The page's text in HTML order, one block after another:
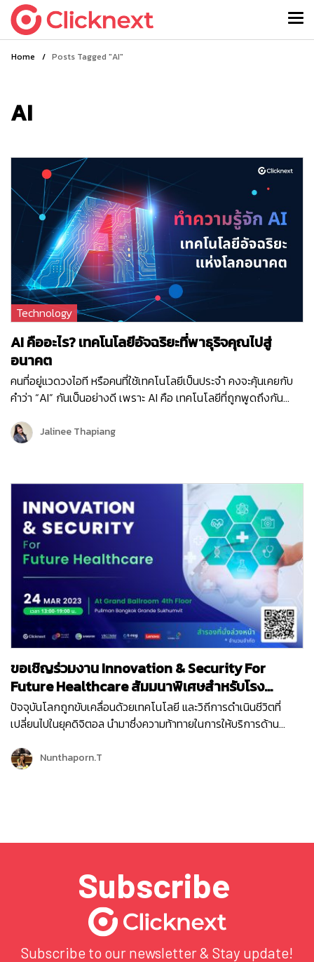
Home / Posts Tagged "AI"
AI
Technology
AI คืออะไร? เทคโนโลยีอัจฉริยะที่พาธุริจคุณไปสู่
อนาคต
คนที่อยู่แวดวงไอที หรือคนที่ใช้เทคโนโลยีเป็นประจำ คงจะคุ้นเคยกับ
คำว่า “AI” กันเป็นอย่างดี เพราะ AI คือ เทคโนโลยีที่ถูกพูดถึงกัน
ใกล้เคียงกับมนุษย์เรา และ AI ยังเป็นเทคโนโลยีที่ติดอันดับ 1 ของการ
จัดอันดับเทรนด์เทคโนโลยีที่น่าสนใจในปี 2023 อีกด้วย! ในช่วงไม่กี่
Jalinee Thapiang
ขอเชิญร่วมงาน Innovation & Security For
Future Healthcare สัมมนาพิเศษสำหรับโรง
พยาบาลโดยเฉพาะ
ปัจจุบันโลกถูกขับเคลื่อนด้วยเทคโนโลยี และวิถีการดำเนินชีวิตที่
เปลี่ยนไปในยุคดิจิตอล นำมาซึ่งความท้าทายในการให้บริการด้าน
ความต้องการรับบริการด้านสาธารณสุขจากระยะไกล โดยไม่ต้อง
เดินทางมาโรงพยาบาล, การเข้าถึงบริการได้สะดวกและรวดเร็ว หรือ
ข้อมูลรั่วไหล, ปัญหาเรื่องโครงสร้างพื้นฐานด้าน IT ตลอดจนปัญหา
Nunthaporn.T
Subscribe
Subscribe to our newsletter & Stay update!